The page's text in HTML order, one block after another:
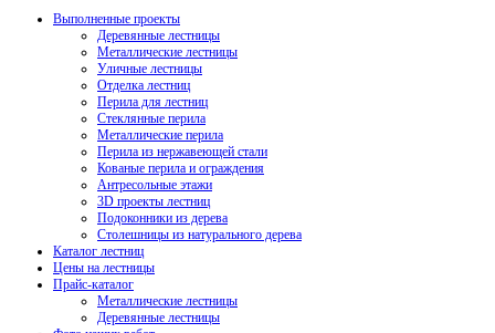
Выполненные проекты
Деревянные лестницы
Металлические лестницы
Уличные лестницы
Отделка лестниц
Перила для лестниц
Стеклянные перила
Металлические перила
Перила из нержавеющей стали
Кованые перила и ограждения
Антресольные этажи
3D проекты лестниц
Подоконники из дерева
Столешницы из натурального дерева
Каталог лестниц
Цены на лестницы
Прайс-каталог
Металлические лестницы
Деревянные лестницы